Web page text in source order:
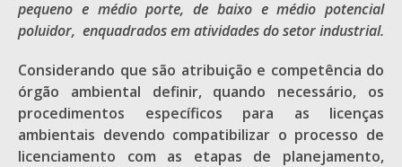
pequeno e médio porte, de baixo e médio potencial
poluidor, enquadrados em atividades do setor industrial.
Considerando que são atribuição e competência do
órgão ambiental definir, quando necessário, os
procedimentos específicos para as licenças
ambientais devendo compatibilizar o processo de
licenciamento com as etapas de planejamento,